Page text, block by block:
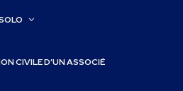
CIVILE D’UN ASSOCIÉ